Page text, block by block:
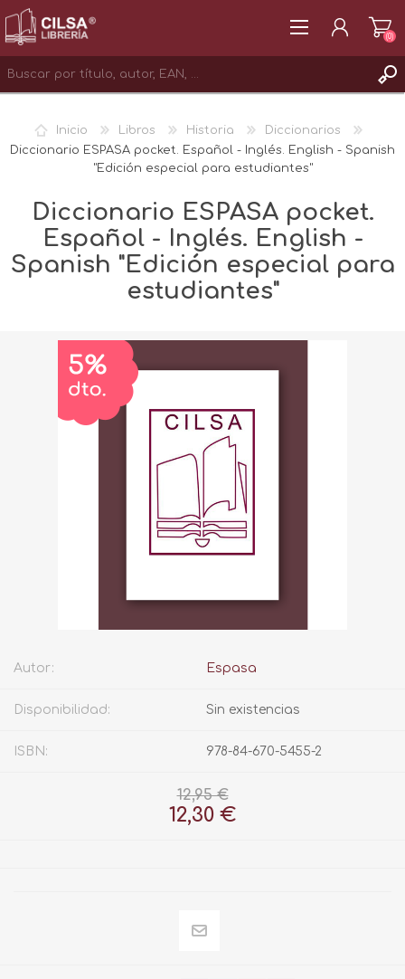
INICIAR SESIÓN
(0)
Inicio Libros Historia
Diccionarios
Diccionario ESPASA pocket. Español - Inglés. English - Spanish
"Edición especial para estudiantes"
Diccionario ESPASA pocket.
Español - Inglés. English -
Spanish "Edición especial para
estudiantes"
Autor: Espasa
Disponibilidad: Sin existencias
ISBN: 978-84-670-5455-2
12,95 €
12,30 €